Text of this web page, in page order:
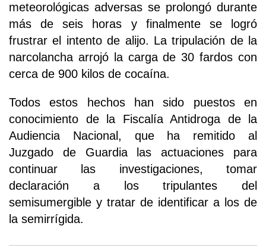
meteorológicas adversas se prolongó durante
más de seis horas y finalmente se logró
frustrar el intento de alijo. La tripulación de la
narcolancha arrojó la carga de 30 fardos con
cerca de 900 kilos de cocaína.
Todos estos hechos han sido puestos en
conocimiento de la Fiscalía Antidroga de la
Audiencia Nacional, que ha remitido al
Juzgado de Guardia las actuaciones para
continuar las investigaciones, tomar
declaración a los tripulantes del
semisumergible y tratar de identificar a los de
la semirrígida.